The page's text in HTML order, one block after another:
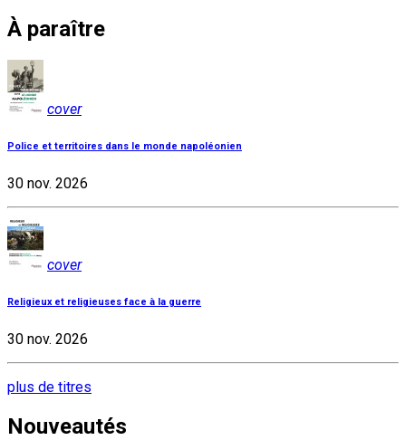
À paraître
cover
Police et territoires dans le monde napoléonien
30 nov. 2026
cover
Religieux et religieuses face à la guerre
30 nov. 2026
plus de titres
Nouveautés